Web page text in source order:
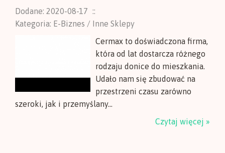
Dodane: 2020-08-17 ::
Kategoria: E-Biznes / Inne Sklepy
Cermax to doświadczona firma,
która od lat dostarcza różnego
rodzaju donice do mieszkania.
Udało nam się zbudować na
przestrzeni czasu zarówno
szeroki, jak i przemyślany...
Czytaj więcej »